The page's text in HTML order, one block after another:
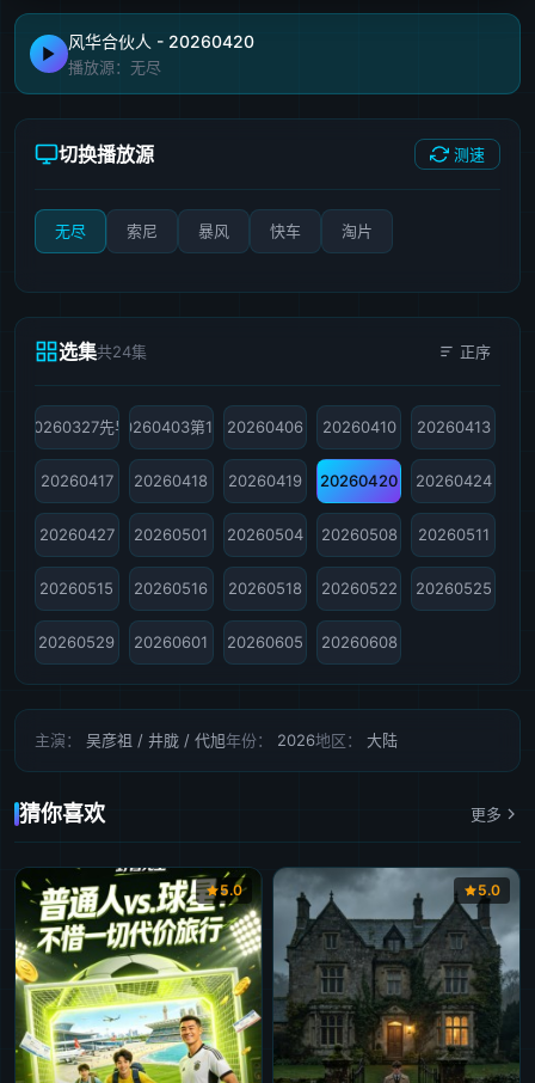
风华合伙人 - 20260420
播放源：无尽
切换播放源 测速
无尽 索尼 暴风 快车 淘片
选集共24集 正序
20260327先导20260403第1期20260406 20260410 20260413
20260417 20260418 20260419 20260420 20260424
20260427 20260501 20260504 20260508 20260511
20260515 20260516 20260518 20260522 20260525
20260529 20260601 20260605 20260608
主演： 吴彦祖 / 井胧 / 代旭年份： 2026地区： 大陆
猜你喜欢 更多
5.0 5.0